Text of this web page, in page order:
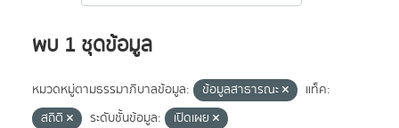
พบ 1 ชุดข้อมูล
หมวดหมู่ตามธรรมาภิบาลข้อมูล: ข้อมูลสาธารณะ
แท็ค:
สถิติ
ระดับชั้นข้อมูล:
เปิดเผย